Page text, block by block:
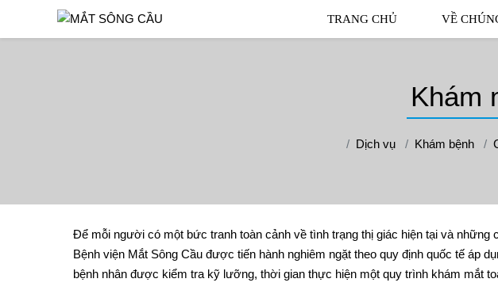
TRANG CHỦ VỀ
Khám
Dịch vụ Khám bệnh
Để mỗi người có một bức tranh toàn cảnh về tình trạng thị giác hiện tại và những
Bệnh viện Mắt Sông Cầu được tiến hành nghiêm ngặt theo quy định quốc tế áp
bệnh nhân được kiểm tra kỹ lưỡng, thời gian thực hiện một quy trình khám mắt